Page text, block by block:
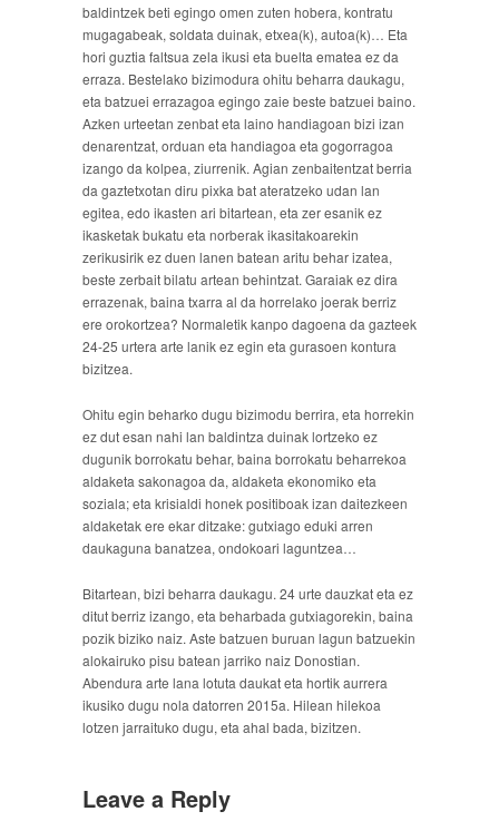
baldintzek beti egingo omen zuten hobera, kontratu
mugagabeak, soldata duinak, etxea(k), autoa(k)… Eta
hori guztia faltsua zela ikusi eta buelta ematea ez da
erraza. Bestelako bizimodura ohitu beharra daukagu,
eta batzuei errazagoa egingo zaie beste batzuei baino.
Azken urteetan zenbat eta laino handiagoan bizi izan
denarentzat, orduan eta handiagoa eta gogorragoa
izango da kolpea, ziurrenik. Agian zenbaitentzat berria
da gaztetxotan diru pixka bat ateratzeko udan lan
egitea, edo ikasten ari bitartean, eta zer esanik ez
ikasketak bukatu eta norberak ikasitakoarekin
zerikusirik ez duen lanen batean aritu behar izatea,
beste zerbait bilatu artean behintzat. Garaiak ez dira
errazenak, baina txarra al da horrelako joerak berriz
ere orokortzea? Normaletik kanpo dagoena da gazteek
24-25 urtera arte lanik ez egin eta gurasoen kontura
bizitzea.
Ohitu egin beharko dugu bizimodu berrira, eta horrekin
ez dut esan nahi lan baldintza duinak lortzeko ez
dugunik borrokatu behar, baina borrokatu beharrekoa
aldaketa sakonagoa da, aldaketa ekonomiko eta
soziala; eta krisialdi honek positiboak izan daitezkeen
aldaketak ere ekar ditzake: gutxiago eduki arren
daukaguna banatzea, ondokoari laguntzea…
Bitartean, bizi beharra daukagu. 24 urte dauzkat eta ez
ditut berriz izango, eta beharbada gutxiagorekin, baina
pozik biziko naiz. Aste batzuen buruan lagun batzuekin
alokairuko pisu batean jarriko naiz Donostian.
Abendura arte lana lotuta daukat eta hortik aurrera
ikusiko dugu nola datorren 2015a. Hilean hilekoa
lotzen jarraituko dugu, eta ahal bada, bizitzen.
Leave a Reply